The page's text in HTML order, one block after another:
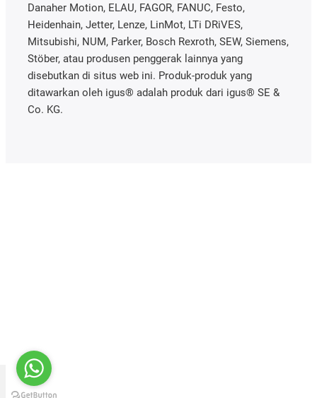
Danaher Motion, ELAU, FAGOR, FANUC, Festo,
Heidenhain, Jetter, Lenze, LinMot, LTi DRiVES,
Mitsubishi, NUM, Parker, Bosch Rexroth, SEW, Siemens,
Stöber, atau produsen penggerak lainnya yang
disebutkan di situs web ini. Produk-produk yang
ditawarkan oleh igus® adalah produk dari igus® SE &
Co. KG.